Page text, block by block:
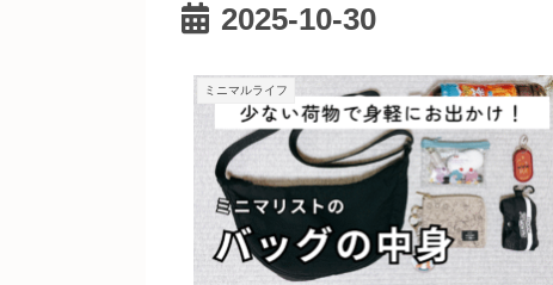
2025-10-30
ミニマルライフ